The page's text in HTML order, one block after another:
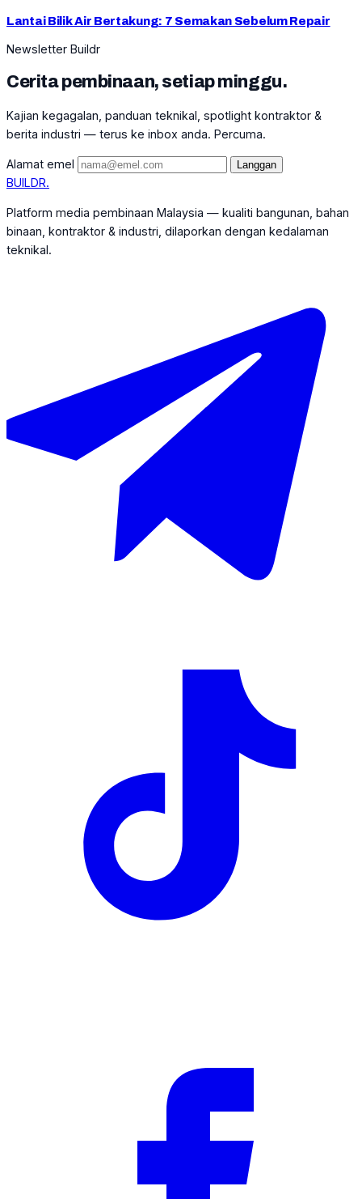
Lantai Bilik Air Bertakung: 7 Semakan Sebelum Repair
Newsletter Buildr
Cerita pembinaan, setiap minggu.
Kajian kegagalan, panduan teknikal, spotlight kontraktor &
berita industri — terus ke inbox anda. Percuma.
Alamat emel Langgan
BUILDR.
Platform media pembinaan Malaysia — kualiti bangunan, bahan
binaan, kontraktor & industri, dilaporkan dengan kedalaman
teknikal.